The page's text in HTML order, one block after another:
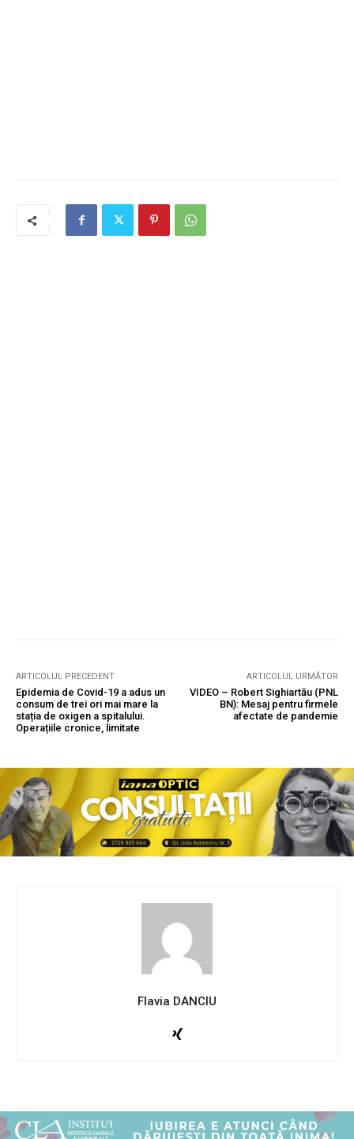
ARTICOLUL PRECEDENT
Epidemia de Covid-19 a adus un
consum de trei ori mai mare la
stația de oxigen a spitalului.
Operațiile cronice, limitate
ARTICOLUL URMĂTOR
VIDEO – Robert Sighiartău (PNL
BN): Mesaj pentru firmele
afectate de pandemie
Flavia DANCIU